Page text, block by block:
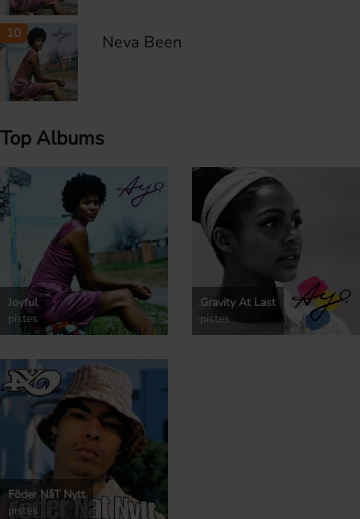
10 Neva Been
Top Albums
Joyful
pistes
Gravity At Last
pistes
Föder NåT Nytt
pistes